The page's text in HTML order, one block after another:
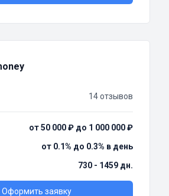
14 отзывов
от 50 000 ₽ до 1 000 000 ₽
от 0.1% до 0.3% в день
730 - 1459 дн.
Оформить заявку